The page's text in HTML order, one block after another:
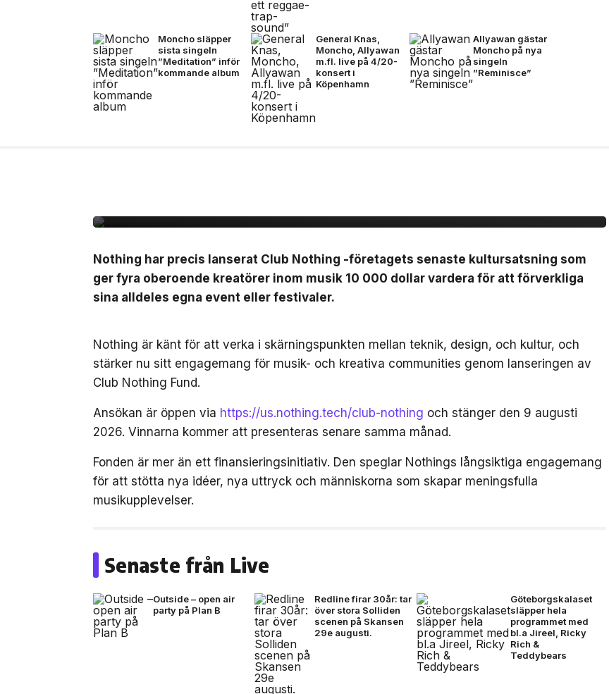
Moncho släpper
sista singeln
”Meditation” inför
kommande album
General Knas,
Moncho, Allyawan
m.fl. live på 4/20-
konsert i
Köpenhamn
Allyawan gästar
Moncho på nya
singeln
”Reminisce”
Nothing har precis lanserat Club Nothing -företagets senaste kultursatsning som
ger fyra oberoende kreatörer inom musik 10 000 dollar vardera för att förverkliga
sina alldeles egna event eller festivaler.
Nothing är känt för att verka i skärningspunkten mellan teknik, design, och kultur, och
stärker nu sitt engagemang för musik- och kreativa communities genom lanseringen av
Club Nothing Fund.
Ansökan är öppen via https://us.nothing.tech/club-nothing och stänger den 9 augusti
2026. Vinnarna kommer att presenteras senare samma månad.
Fonden är mer än ett finansieringsinitiativ. Den speglar Nothings långsiktiga engagemang
för att stötta nya idéer, nya uttryck och människorna som skapar meningsfulla
musikupplevelser.
Senaste från Live
Outside – open air
party på Plan B
Redline firar 30år: tar
över stora Solliden
scenen på Skansen
29e augusti.
Göteborgskalaset
släpper hela
programmet med
bl.a Jireel, Ricky
Rich &
Teddybears